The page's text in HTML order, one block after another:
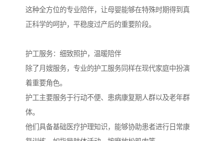
这种全方位的专业陪伴，让母婴能够在特殊时期得到真
正科学的呵护，平稳度过产后的重要阶段。
护工服务：细致照护，温暖陪伴
除了月嫂服务，专业的护工服务同样在现代家庭中扮演
着重要角色。
护工主要服务于行动不便、患病康复期人群以及老年群
体。
他们具备基础医疗护理知识，能够协助患者进行日常康